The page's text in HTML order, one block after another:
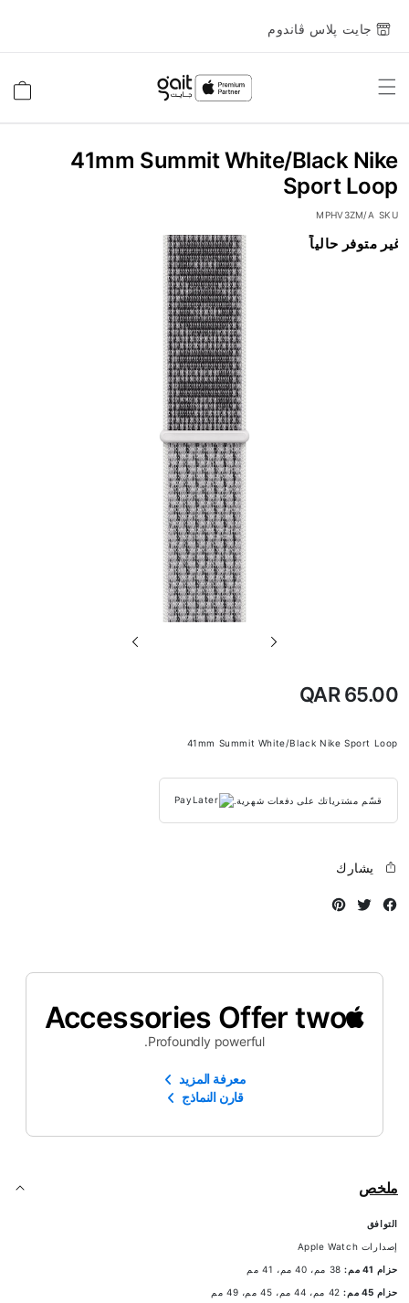
جايت پلاس ڤاندوم
Toggle
41mm Summit White/Black Nike
Sport Loop
SKU
MPHV3ZM/A
انتقل
إلى
غير متوفر حالياً
معرض
QAR 65.00
41mm Summit White/Black Nike Sport Loop
قسّم مشترياتك على دفعات شهرية.
يشارك
Facebook
Twitter
Accessories Offer two
Profoundly powerful.
معرفة المزيد
قارن النماذج
ملخص
التوافق
إصدارات Apple Watch
حزام 41 مم: 38 مم، 40 مم، 41 مم
حزام 45 مم: 42 مم، 44 مم، 45 مم، 49 مم